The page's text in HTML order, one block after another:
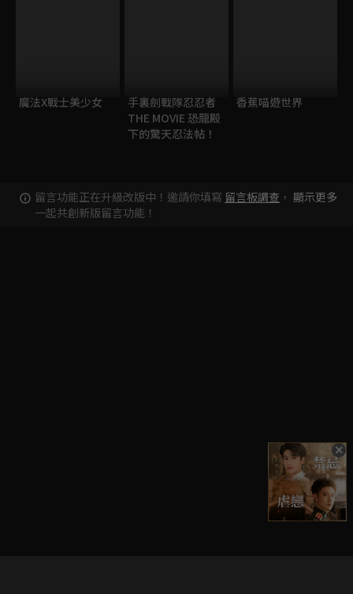
魔法X戰士美少女
手裏劍戰隊忍忍者
THE MOVIE 恐龍殿
下的驚天忍法帖！
香蕉喵遊世界
留言功能正在升級改版中！邀請你填寫 留言板調查 ，
一起共創新版留言功能！
顯示更多